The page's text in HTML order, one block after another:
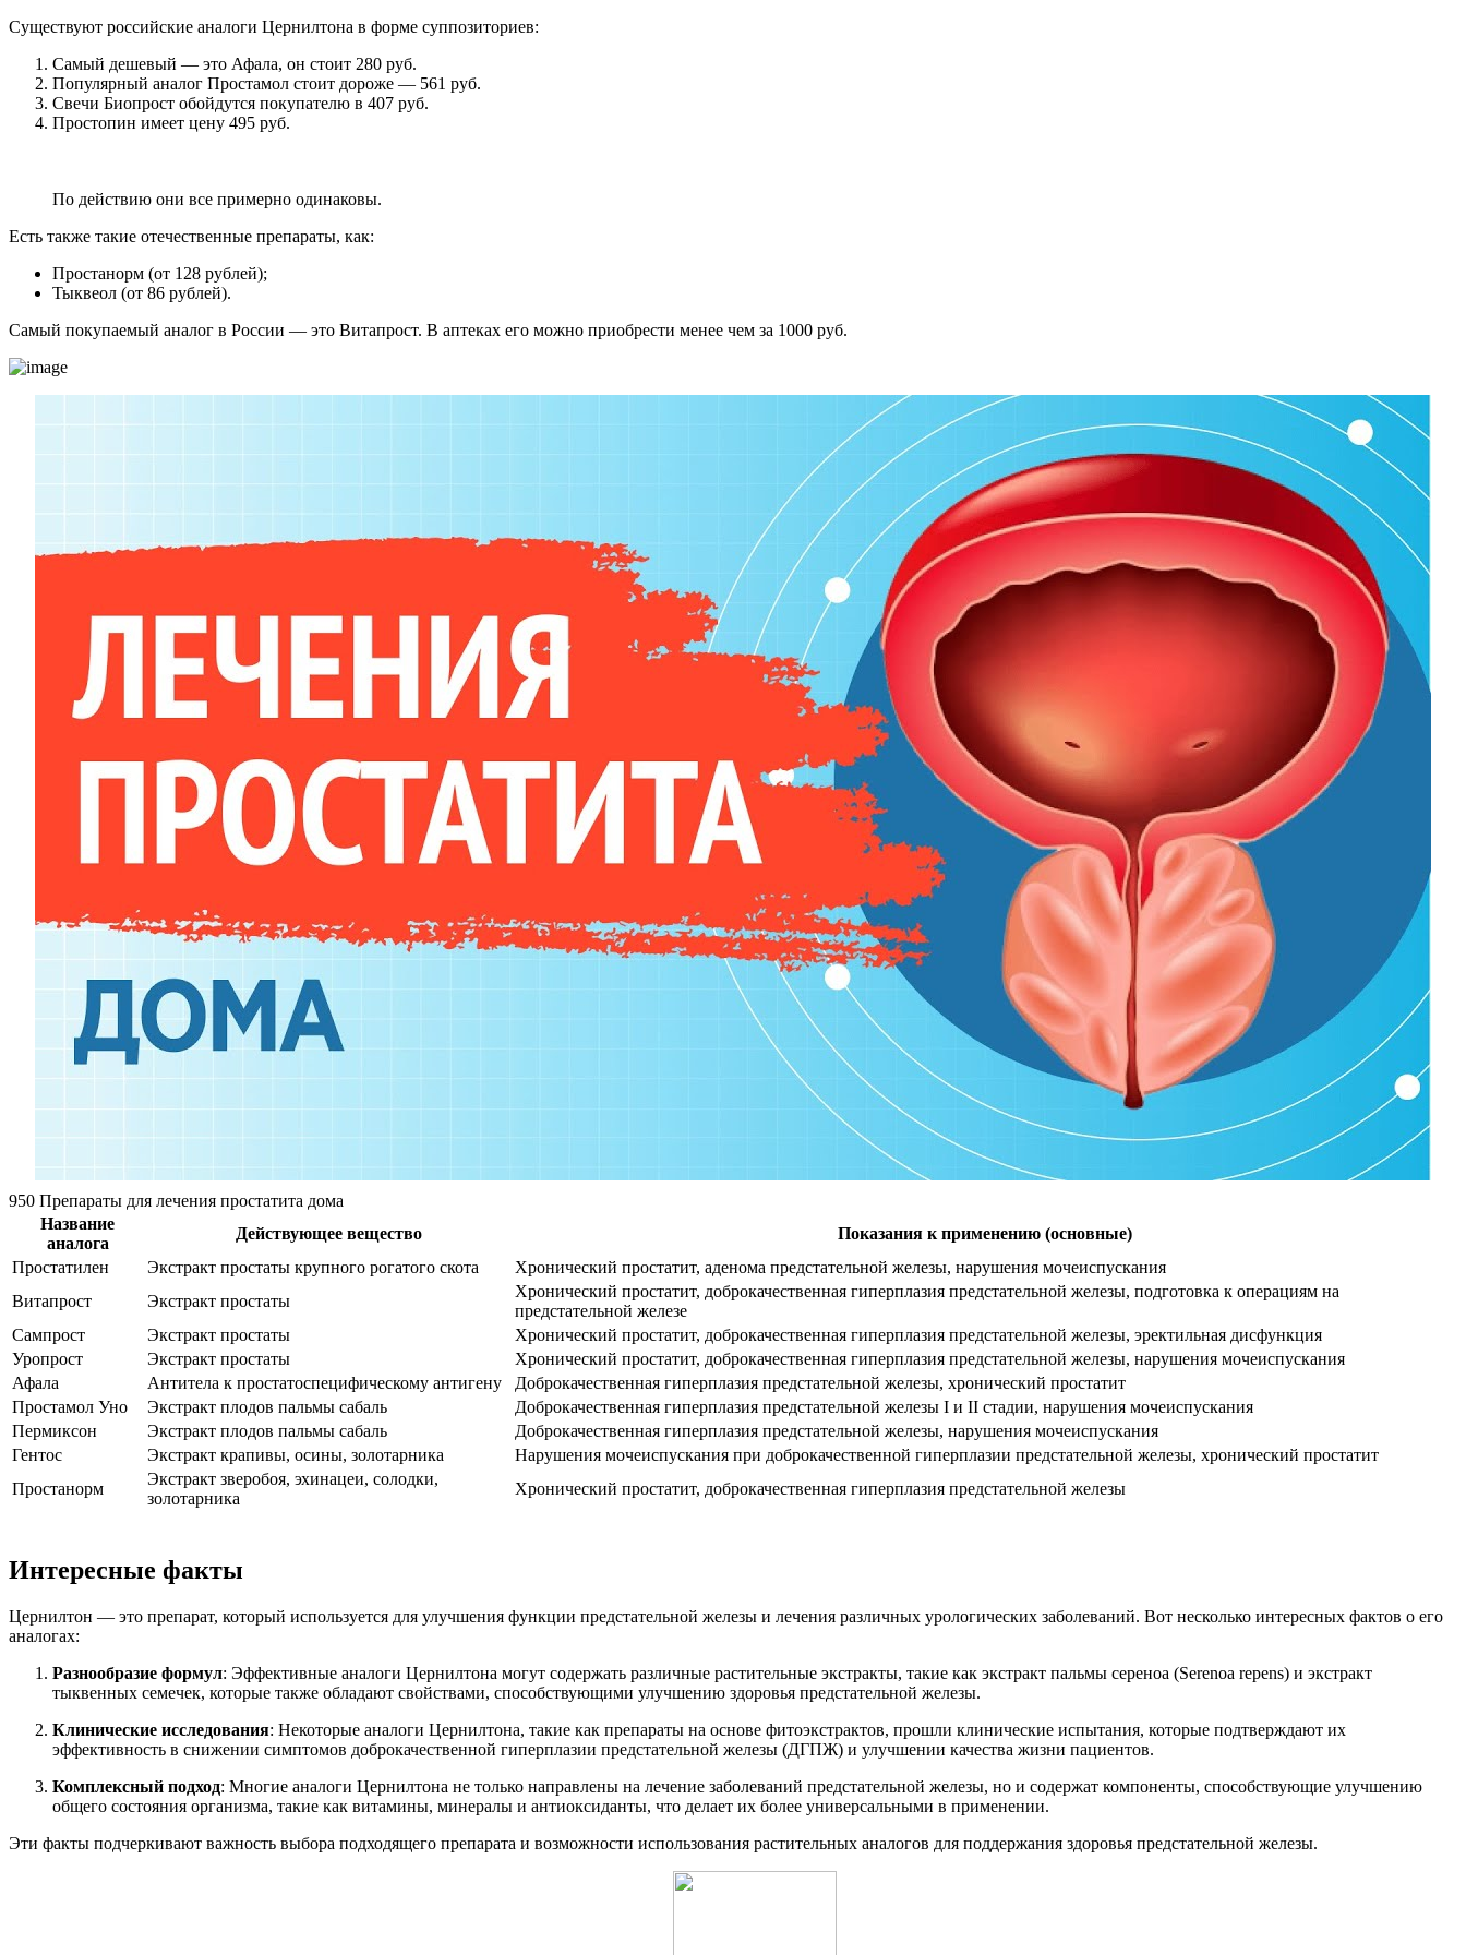
Существуют российские аналоги Цернилтона в форме суппозиториев:
Самый дешевый — это Афала, он стоит 280 руб.
Популярный аналог Простамол стоит дороже — 561 руб.
Свечи Биопрост обойдутся покупателю в 407 руб.
Простопин имеет цену 495 руб.
По действию они все примерно одинаковы.
Есть также такие отечественные препараты, как:
Простанорм (от 128 рублей);
Тыквеол (от 86 рублей).
Самый покупаемый аналог в России — это Витапрост. В аптеках его можно приобрести менее чем за 1000 руб.
950 Препараты для лечения простатита дома
Название
аналога
Действующее вещество
Показания к применению (основные)
Простатилен
Экстракт простаты крупного рогатого скота
Хронический простатит, аденома предстательной железы, нарушения мочеиспускания
Витапрост
Экстракт простаты
Хронический простатит, доброкачественная гиперплазия предстательной железы, подготовка к операциям на
предстательной железе
Сампрост
Экстракт простаты
Хронический простатит, доброкачественная гиперплазия предстательной железы, эректильная дисфункция
Уропрост
Экстракт простаты
Хронический простатит, доброкачественная гиперплазия предстательной железы, нарушения мочеиспускания
Афала
Антитела к простатоспецифическому антигену
Доброкачественная гиперплазия предстательной железы, хронический простатит
Простамол Уно
Экстракт плодов пальмы сабаль
Доброкачественная гиперплазия предстательной железы I и II стадии, нарушения мочеиспускания
Пермиксон
Экстракт плодов пальмы сабаль
Доброкачественная гиперплазия предстательной железы, нарушения мочеиспускания
Гентос
Экстракт крапивы, осины, золотарника
Нарушения мочеиспускания при доброкачественной гиперплазии предстательной железы, хронический простатит
Простанорм
Экстракт зверобоя, эхинацеи, солодки,
золотарника
Хронический простатит, доброкачественная гиперплазия предстательной железы
Интересные факты
Цернилтон — это препарат, который используется для улучшения функции предстательной железы и лечения различных урологических заболеваний. Вот несколько интересных фактов о его
аналогах:
Разнообразие формул: Эффективные аналоги Цернилтона могут содержать различные растительные экстракты, такие как экстракт пальмы сереноа (Serenoa repens) и экстракт
тыквенных семечек, которые также обладают свойствами, способствующими улучшению здоровья предстательной железы.
Клинические исследования: Некоторые аналоги Цернилтона, такие как препараты на основе фитоэкстрактов, прошли клинические испытания, которые подтверждают их
эффективность в снижении симптомов доброкачественной гиперплазии предстательной железы (ДГПЖ) и улучшении качества жизни пациентов.
Комплексный подход: Многие аналоги Цернилтона не только направлены на лечение заболеваний предстательной железы, но и содержат компоненты, способствующие улучшению
общего состояния организма, такие как витамины, минералы и антиоксиданты, что делает их более универсальными в применении.
Эти факты подчеркивают важность выбора подходящего препарата и возможности использования растительных аналогов для поддержания здоровья предстательной железы.